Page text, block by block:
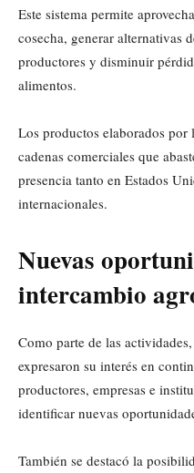
Este sistema permite
cosecha, generar alternativas
productores y disminuir
alimentos.
Los productos elaborados por
cadenas comerciales que
presencia tanto en Estados
internacionales.
Nuevas
intercambio
Como parte de las
expresaron su interés en
productores, empresas e
identificar nuevas
También se destacó la